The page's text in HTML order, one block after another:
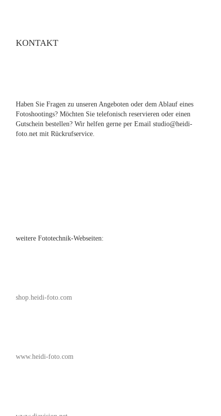
KONTAKT
Haben Sie Fragen zu unseren Angeboten oder dem Ablauf eines
Fotoshootings? Möchten Sie telefonisch reservieren oder einen
Gutschein bestellen? Wir helfen gerne per Email studio@heidi-
foto.net mit Rückrufservice.
weitere Fototechnik-Webseiten:
shop.heidi-foto.com
www.heidi-foto.com